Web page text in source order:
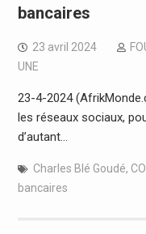
bancaires
23 avril 2024
UNE
23-4-2024
les réseaux sociaux,
d’autant…
Charles Blé Goudé,
bancaires